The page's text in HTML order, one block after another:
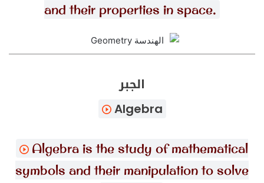
and their properties in space.
الجبر
Algebra
Algebra is the study of mathematical
symbols and their manipulation to solve